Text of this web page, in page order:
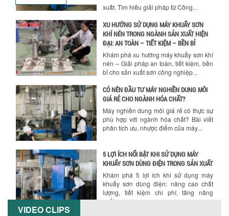
xuất. Tìm hiểu giải pháp từ Công...
XU HƯỚNG SỬ DỤNG MÁY KHUẤY SƠN
KHÍ NÉN TRONG NGÀNH SẢN XUẤT HIỆN
ĐẠI: AN TOÀN – TIẾT KIỆM – BỀN BỈ
Khám phá xu hướng máy khuấy sơn khí
nén – Giải pháp an toàn, tiết kiệm, bền
bỉ cho sản xuất sơn công nghiệp...
CÓ NÊN ĐẦU TƯ MÁY NGHIỀN DUNG MÔI
GIÁ RẺ CHO NGÀNH HÓA CHẤT?
Máy nghiền dung môi giá rẻ có thực sự
phù hợp với ngành hóa chất? Bài viết
phân tích ưu, nhược điểm của máy...
5 LỢI ÍCH NỔI BẬT KHI SỬ DỤNG MÁY
KHUẤY SƠN DÙNG ĐIỆN TRONG SẢN XUẤT
Khám phá 5 lợi ích khi sử dụng máy
khuấy sơn dùng điện: nâng cao chất
lượng, tiết kiệm chi phí, tăng năng
suất,...
VIDEO CLIPS